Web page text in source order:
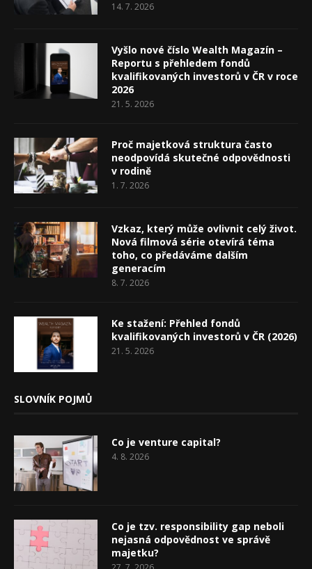
14. 7. 2026
Vyšlo nové číslo Wealth Magazín –
Reportu s přehledem fondů
kvalifikovaných investorů v ČR v roce
2026
21. 5. 2026
Proč majetková struktura často
neodpovídá skutečné odpovědnosti
v rodině
1. 7. 2026
Vzkaz, který může ovlivnit celý život.
Nová filmová série otevírá téma
toho, co předáváme dalším
generacím
8. 7. 2026
Ke stažení: Přehled fondů
kvalifikovaných investorů v ČR (2026)
21. 5. 2026
SLOVNÍK POJMŮ
Co je venture capital?
4. 8. 2026
Co je tzv. responsibility gap neboli
nejasná odpovědnost ve správě
majetku?